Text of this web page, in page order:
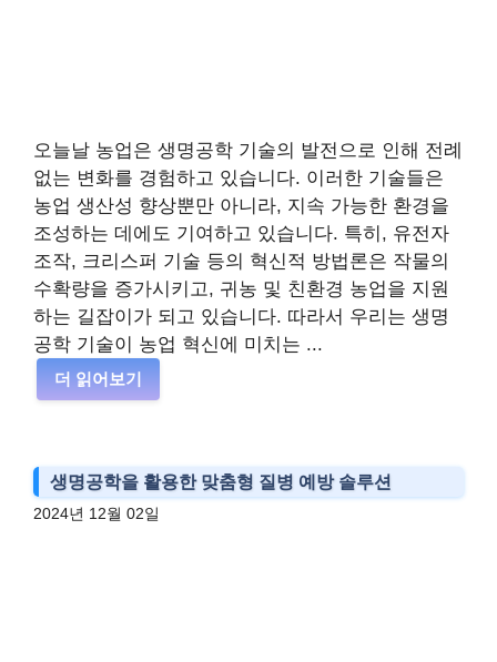
오늘날 농업은 생명공학 기술의 발전으로 인해 전례
없는 변화를 경험하고 있습니다. 이러한 기술들은
농업 생산성 향상뿐만 아니라, 지속 가능한 환경을
조성하는 데에도 기여하고 있습니다. 특히, 유전자
조작, 크리스퍼 기술 등의 혁신적 방법론은 작물의
수확량을 증가시키고, 귀농 및 친환경 농업을 지원
하는 길잡이가 되고 있습니다. 따라서 우리는 생명
공학 기술이 농업 혁신에 미치는 ...
더 읽어보기
생명공학을 활용한 맞춤형 질병 예방 솔루션
2024년 12월 02일